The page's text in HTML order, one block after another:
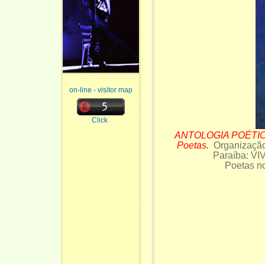
on-line - visitor map
Click
ANTOLOGIA
Poetas.
Paraíba:
Poetas